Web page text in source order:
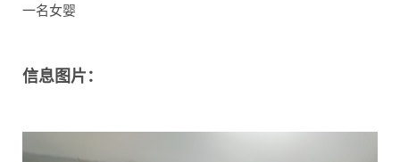
一名女婴
信息图片：